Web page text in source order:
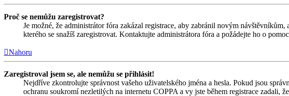
Proč se nemůžu zaregistrovat?
Je možné, že administrátor fóra zakázal registrace, aby zabránil novým
kterého se snažíš zaregistrovat. Kontaktujte administrátora fóra a požádejte ho o
Nahoru
Zaregistroval jsem se, ale nemůžu se přihlásit!
Nejdříve zkontrolujte správnost vašeho uživatelského jména a hesla. Pokud jsou
ochranu soukromí nezletilých na internetu COPPA a vy jste během registrace zadali,